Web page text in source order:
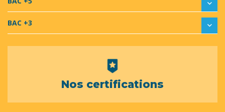
BAC +3
Nos certifications